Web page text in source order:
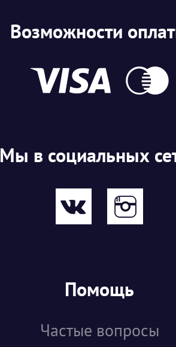
Возможности
Мы в социальных
Помощь
Частые вопросы